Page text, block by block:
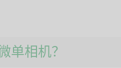
单相机？